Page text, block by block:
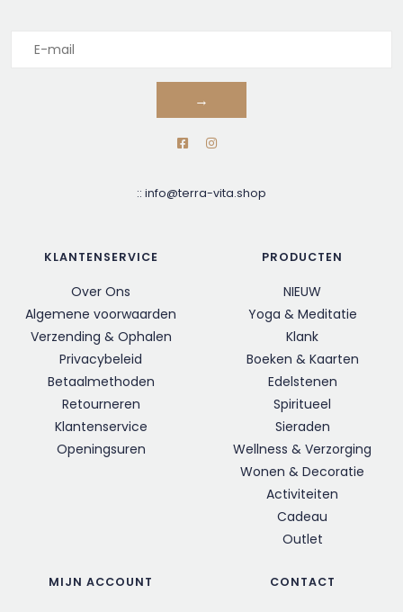
→
:: info@terra-vita.shop
KLANTENSERVICE
Over Ons
Algemene voorwaarden
Verzending & Ophalen
Privacybeleid
Betaalmethoden
Retourneren
Klantenservice
Openingsuren
PRODUCTEN
NIEUW
Yoga & Meditatie
Klank
Boeken & Kaarten
Edelstenen
Spiritueel
Sieraden
Wellness & Verzorging
Wonen & Decoratie
Activiteiten
Cadeau
Outlet
MIJN ACCOUNT CONTACT